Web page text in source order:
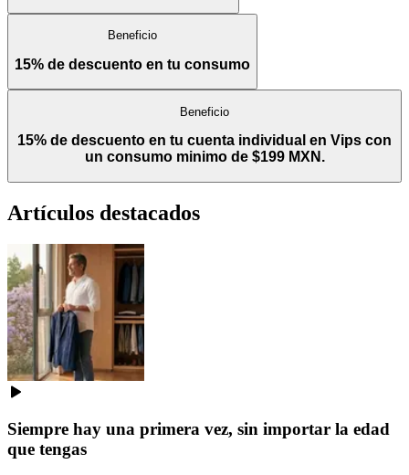
Beneficio
15% de descuento en tu consumo
Beneficio
15% de descuento en tu cuenta individual en Vips con
un consumo minimo de $199 MXN.
Artículos destacados
Siempre hay una primera vez, sin importar la edad
que tengas